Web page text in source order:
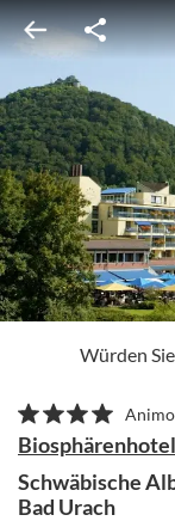
Würden
Schwäbische
Bad Urach